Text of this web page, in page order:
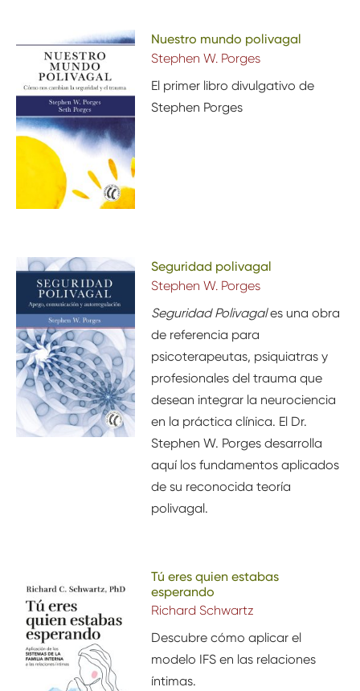
Nuestro mundo polivagal
Stephen W. Porges
El primer libro divulgativo de
Stephen Porges
Seguridad polivagal
Stephen W. Porges
Seguridad Polivagales una obra
de referencia para
psicoterapeutas, psiquiatras y
profesionales del trauma que
desean integrar la neurociencia
en la práctica clínica. El Dr.
Stephen W. Porges desarrolla
aquí los fundamentos aplicados
de su reconocida teoría
polivagal.
Tú eres quien estabas
esperando
Richard Schwartz
Descubre cómo aplicar el
modelo IFS en las relaciones
íntimas.